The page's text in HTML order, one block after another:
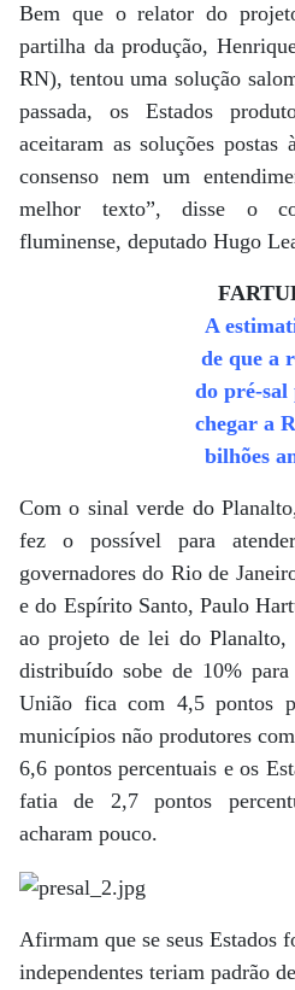
Bem que o relator do
partilha da produção,
RN), tentou uma solução
passada, os Estados
aceitaram as soluções postas
consenso nem um
melhor texto”, disse o
fluminense, deputado Hugo
A
de que a
do pré-sal
chegar a
bilhões
Com o sinal verde do
fez o possível para
governadores do Rio de
e do Espírito Santo, Paulo
ao projeto de lei do
distribuído sobe de 10%
União fica com 4,5 pontos
municípios não produtores com
6,6 pontos percentuais e os
fatia de 2,7 pontos
acharam pouco.
Afirmam que se seus Estados
independentes teriam padrão